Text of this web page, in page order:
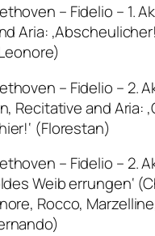
– Fidelio – 1.
Aria:
– Fidelio – 2.
Recitative and Aria:
(Florestan)
– Fidelio – 2.
Weib errungen‘
Rocco,